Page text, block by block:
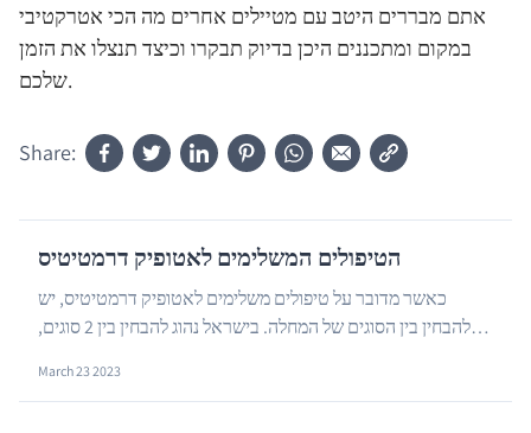
אתם מבררים היטב עם מטיילים אחרים מה הכי אטרקטיבי
במקום ומתכננים היכן בדיוק תבקרו וכיצד תנצלו את הזמן
שלכם.
Share:
הטיפולים המשלימים לאטופיק דרמטיטיס
כאשר מדובר על טיפולים משלימים לאטופיק דרמטיטיס, יש
להבחין בין הסוגים של המחלה. בישראל נהוג להבחין בין 2 סוגים,
March 23 2023